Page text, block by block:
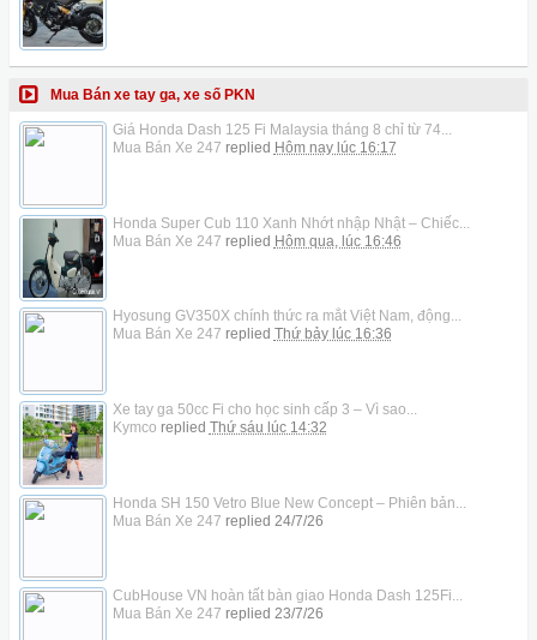
Mua Bán xe tay ga, xe số PKN
Giá Honda Dash 125 Fi Malaysia tháng 8 chỉ từ 74...
Mua Bán Xe 247 replied Hôm nay lúc 16:17
Honda Super Cub 110 Xanh Nhớt nhập Nhật – Chiếc...
Mua Bán Xe 247 replied Hôm qua, lúc 16:46
Hyosung GV350X chính thức ra mắt Việt Nam, động...
Mua Bán Xe 247 replied Thứ bảy lúc 16:36
Xe tay ga 50cc Fi cho học sinh cấp 3 – Vì sao...
Kymco replied Thứ sáu lúc 14:32
Honda SH 150 Vetro Blue New Concept – Phiên bản...
Mua Bán Xe 247 replied 24/7/26
CubHouse VN hoàn tất bàn giao Honda Dash 125Fi...
Mua Bán Xe 247 replied 23/7/26